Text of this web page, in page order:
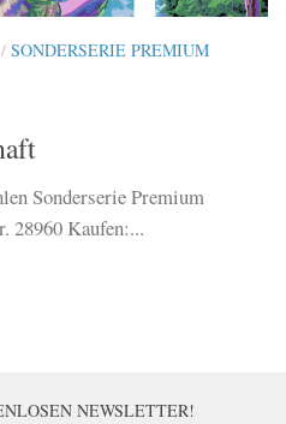
/ SONDERSERIE PREMIUM
Sonderserie Premium
28960 Kaufen:...
NEWSLETTER!